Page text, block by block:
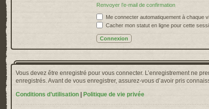
Renvoyer l’e-mail de confirmation
Me connecter automatiquement à chaque
Cacher mon statut en ligne pour cette
Vous devez être enregistré pour vous connecter. L’enregistrement ne
enregistrés. Avant de vous enregistrer, assurez-vous d’avoir pris
Conditions d’utilisation
Politique de vie privée